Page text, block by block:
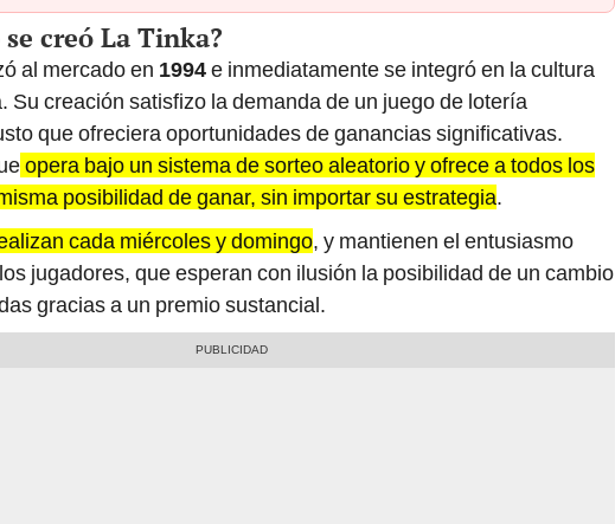
creó La Tinka?
al mercado en 1994e inmediatamente se integró en la cultura
Su creación satisfizo la demanda de un juego de lotería
que ofreciera oportunidades de ganancias significativas.
opera bajo un sistema de sorteo aleatorio y ofrece a todos los
posibilidad de ganar, sin importar su estrategia.
cada miércoles y domingo, y mantienen el entusiasmo
jugadores, que esperan con ilusión la posibilidad de un cambio
gracias a un premio sustancial.